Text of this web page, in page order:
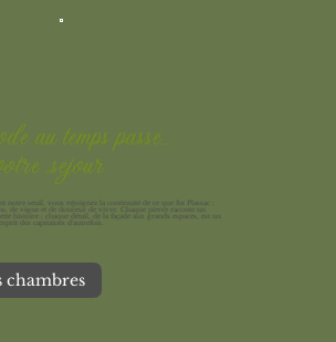
au temps passé….
séjour
notre seuil, vous rejoignez la continuité de ce que fut Plassac :
de vigne et de douceur de vivre. Chaque pierre raconte un
histoire ; chaque détail, de la façade aux grands espaces, est un
des capitaines d'autrefois.
chambres